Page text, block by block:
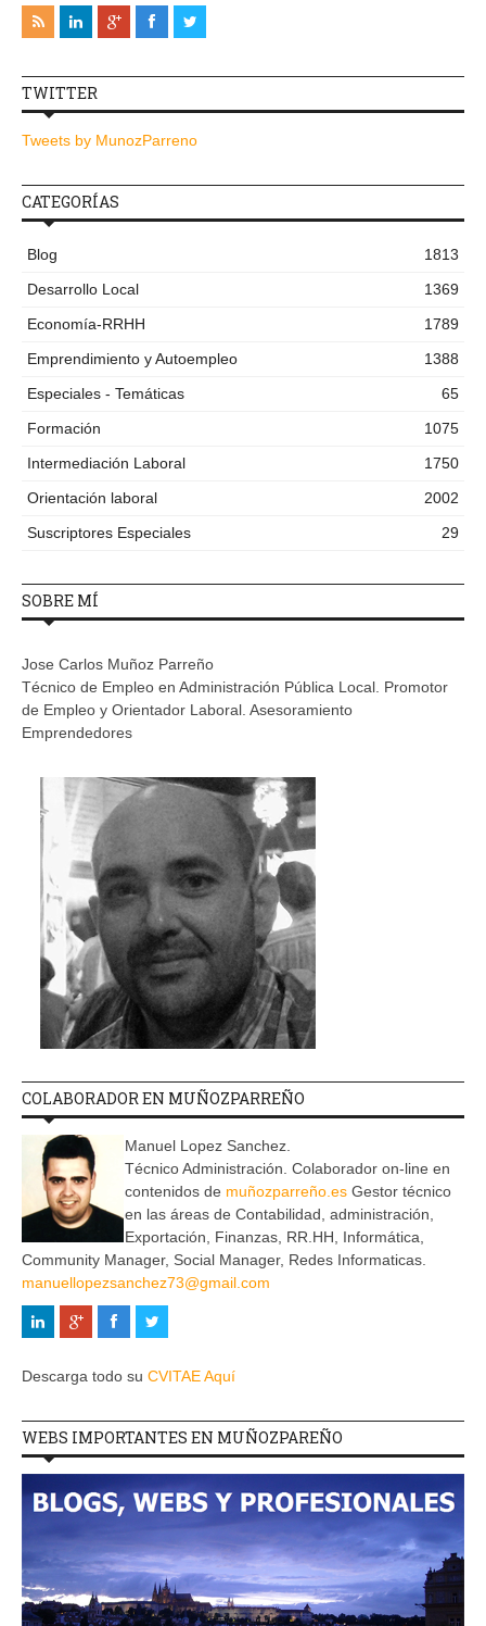
TWITTER
Tweets by MunozParreno
CATEGORÍAS
Blog
1813
Desarrollo Local
1369
Economía-RRHH
1789
Emprendimiento y Autoempleo
1388
Especiales - Temáticas
65
Formación
1075
Intermediación Laboral
1750
Orientación laboral
2002
Suscriptores Especiales
29
SOBRE MÍ
Jose Carlos Muñoz Parreño
Técnico de Empleo en Administración Pública Local. Promotor
de Empleo y Orientador Laboral. Asesoramiento
Emprendedores
COLABORADOR EN MUÑOZPARREÑO
Manuel Lopez Sanchez.
Técnico Administración. Colaborador on-line en
contenidos de muñozparreño.es Gestor técnico
en las áreas de Contabilidad, administración,
Exportación, Finanzas, RR.HH, Informática,
Community Manager, Social Manager, Redes Informaticas.
manuellopezsanchez73@gmail.com
Descarga todo su CVITAE Aquí
WEBS IMPORTANTES EN MUÑOZPAREÑO